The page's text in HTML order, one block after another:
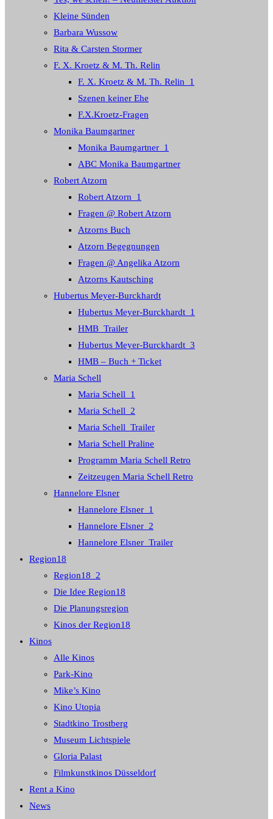
Kleine Sünden
Barbara Wussow
Rita & Carsten Stormer
F. X. Kroetz & M. Th. Relin
F. X. Kroetz & M. Th. Relin_1
Szenen keiner Ehe
F.X.Kroetz-Fragen
Monika Baumgartner
Monika Baumgartner_1
ABC Monika Baumgartner
Robert Atzorn
Robert Atzorn_1
Fragen @ Robert Atzorn
Atzorns Buch
Atzorn Begegnungen
Fragen @ Angelika Atzorn
Atzorns Kautsching
Hubertus Meyer-Burckhardt
Hubertus Meyer-Burckhardt_1
HMB_Trailer
Hubertus Meyer-Burckhardt_3
HMB – Buch + Ticket
Maria Schell
Maria Schell_1
Maria Schell_2
Maria Schell_Trailer
Maria Schell Praline
Programm Maria Schell Retro
Zeitzeugen Maria Schell Retro
Hannelore Elsner
Hannelore Elsner_1
Hannelore Elsner_2
Hannelore Elsner_Trailer
Region18
Region18_2
Die Idee Region18
Die Planungsregion
Kinos der Region18
Kinos
Alle Kinos
Park-Kino
Mike’s Kino
Kino Utopia
Stadtkino Trostberg
Museum Lichtspiele
Gloria Palast
Filmkunstkinos Düsseldorf
Rent a Kino
News